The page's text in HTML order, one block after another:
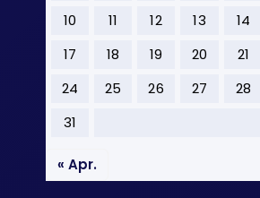
10
11 12 13 14
17
18 19 20 21
24
25 26 27 28
31
« Apr.